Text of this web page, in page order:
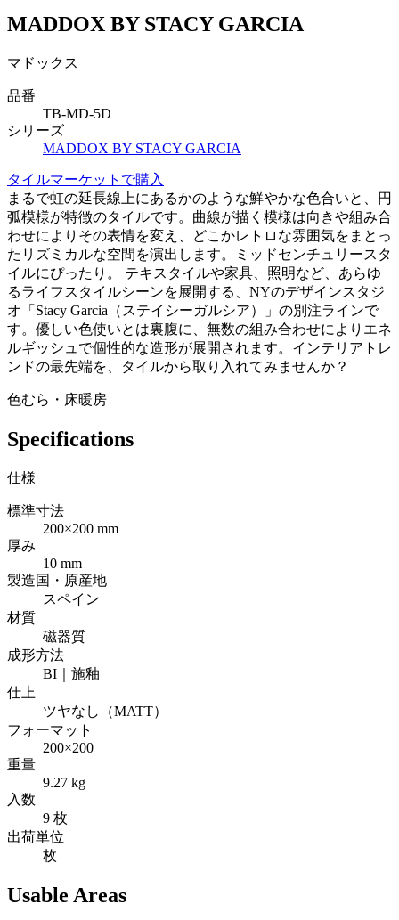
MADDOX BY STACY GARCIA
マドックス
品番
TB-MD-5D
シリーズ
MADDOX BY STACY GARCIA
タイルマーケットで購入
まるで虹の延長線上にあるかのような鮮やかな色合いと、円
弧模様が特徴のタイルです。曲線が描く模様は向きや組み合
わせによりその表情を変え、どこかレトロな雰囲気をまとっ
たリズミカルな空間を演出します。ミッドセンチュリースタ
イルにぴったり。 テキスタイルや家具、照明など、あらゆ
るライフスタイルシーンを展開する、NYのデザインスタジ
オ「Stacy Garcia（ステイシーガルシア）」の別注ラインで
す。優しい色使いとは裏腹に、無数の組み合わせによりエネ
ルギッシュで個性的な造形が展開されます。インテリアトレ
ンドの最先端を、タイルから取り入れてみませんか？
色むら・床暖房
Specifications
仕様
標準寸法
200×200 mm
厚み
10 mm
製造国・原産地
スペイン
材質
磁器質
成形方法
BI｜施釉
仕上
ツヤなし（MATT）
フォーマット
200×200
重量
9.27 kg
入数
9 枚
出荷単位
枚
Usable Areas